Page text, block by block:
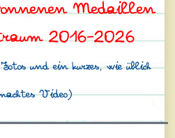
Medaillen
2016–2026
und ein kurzes, wie üblich
Video)